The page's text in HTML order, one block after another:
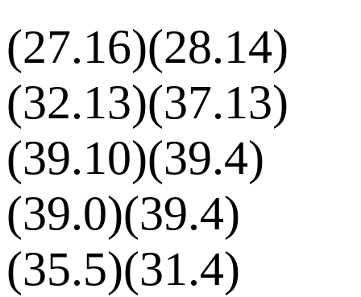
(27.16)(28.14)
(32.13)(37.13)
(39.10)(39.4)
(39.0)(39.4)
(35.5)(31.4)